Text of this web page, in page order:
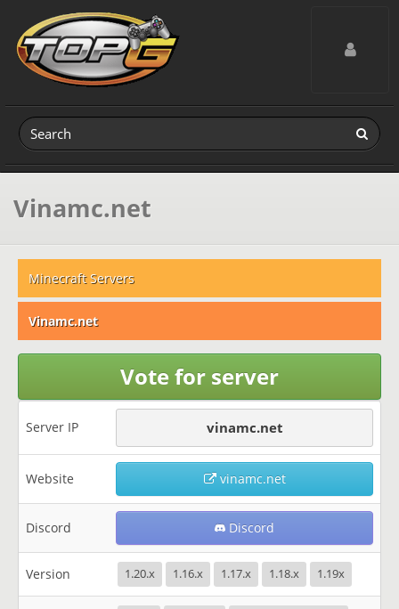
Toggle
Vinamc.net
Minecraft Servers
Vinamc.net
Vote for server
Server IP vinamc.net
Website vinamc.net
Discord Discord
Version 1.20.x 1.16.x 1.17.x 1.18.x 1.19x